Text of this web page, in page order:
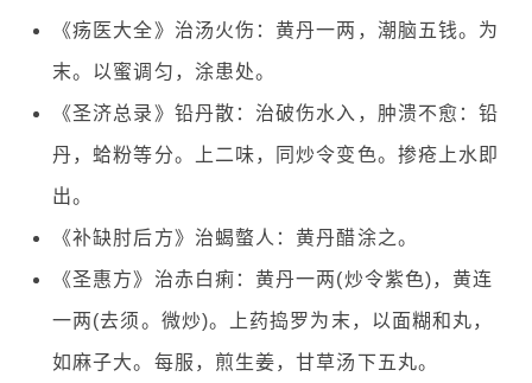
《疡医大全》治汤火伤：黄丹一两，潮脑五钱。为
末。以蜜调匀，涂患处。
《圣济总录》铅丹散：治破伤水入，肿溃不愈：铅
丹，蛤粉等分。上二味，同炒令变色。掺疮上水即
出。
《补缺肘后方》治蝎螫人：黄丹醋涂之。
《圣惠方》治赤白痢：黄丹一两(炒令紫色)，黄连
一两(去须。微炒)。上药捣罗为末，以面糊和丸，
如麻子大。每服，煎生姜，甘草汤下五丸。